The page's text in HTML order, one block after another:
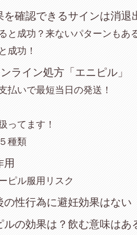
確認できるサインは消退
と成功？来ないパターンもあ
成功！
イン処方「エニピル」
払いで最短当日の発送！
ってます！
種類
用
ピル服用リスク
性行為に避妊効果はない
の効果は？飲む意味はあ